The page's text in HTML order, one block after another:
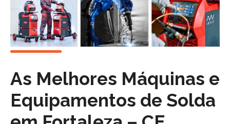
As Melhores Máquinas e
Equipamentos de Solda